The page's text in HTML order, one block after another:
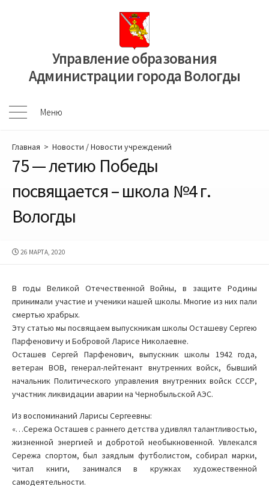
Управление образования
Администрации города Вологды
Меню
Меню
Главная > Новости /Новости учреждений
75 — летию Победы
посвящается – школа №4 г.
Вологды
ДАТА
26 МАРТА, 2020
В годы Великой Отечественной Войны, в защите Родины
принимали участие и ученики нашей школы. Многие из них пали
смертью храбрых.
Эту статью мы посвящаем выпускникам школы Осташеву Сергею
Парфеновичу и Бобровой Ларисе Николаевне.
Осташев Сергей Парфенович, выпускник школы 1942 года,
ветеран ВОВ, генерал-лейтенант внутренних войск, бывший
начальник Политического управления внутренних войск СССР,
участник ликвидации аварии на Чернобыльской АЭС.
Из воспоминаний Ларисы Сергеевны:
«…Сережа Осташев с раннего детства удивлял талантливостью,
жизненной энергией и добротой необыкновенной. Увлекался
Сережа спортом, был заядлым футболистом, собирал марки,
читал книги, занимался в кружках художественной
самодеятельности.